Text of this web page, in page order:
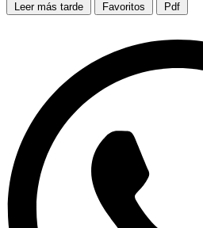
Leer más tarde Favoritos Pdf